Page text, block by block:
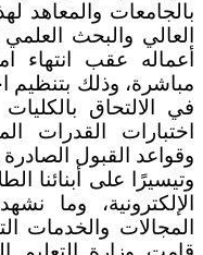
العالي والبحث
أعماله عقب انتهاء
مباشرة، وذلك بتنظيم
في الالتحاق
اختبارات القدرات
وقواعد القبول
وتيسيرًا على أبنائنا
الإلكترونية، وما
المجالات والخدمات